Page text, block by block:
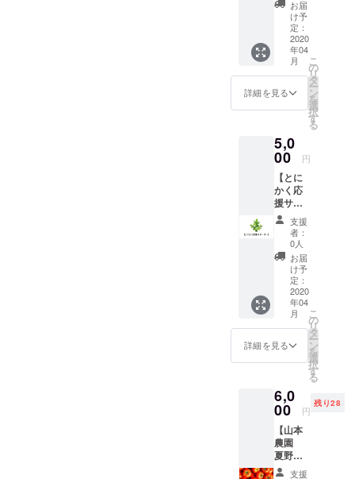
まし
た。食
べ方を
あれこ
れと想
像しな
がら楽
なって
おりま
す。パ
スタ・
パン・
クラッ
カーな
どに合
いま
す。 保
存料を
一切使
用して
いませ
ん。 ※
冷蔵品
でお届
コース
・お礼
状 ・春
菊ほか
野菜２
種類 ＜
一例＞
・春
菊 １
袋 100
ｇ ・小
松菜
１袋
200ｇ
・ほう
れんそ
う １
袋 200
の朝獲
れ野菜
をお届
けしま
す。 畑
から直
送の新
鮮野菜
い。 冷
蔵品で
お届け
しま
す。
お届
け予
定：
2020
年04
月
詳細を見る
こ
の
リ
タ
ー
ン
を
選
択
す
る
5,0
00 円
【とに
かく応
援サ
ポー
ター】
コース
・ミー
ルキッ
トのレ
シピへ
ご支援
者様の
お名前
記載
ご希望
の名前
欄へお
願いし
ます。
・お礼
状 心を
こめた
直筆の
支援
者：
0人
お届
け予
定：
2020
年04
月
詳細を見る
こ
の
リ
タ
ー
ン
を
選
択
す
る
6,0
00 円
残り28
【山本
農園
夏野菜
詰合支援